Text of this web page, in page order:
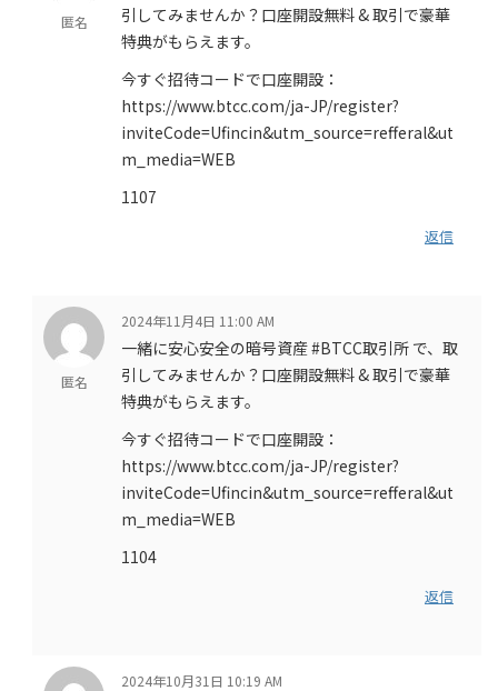
匿名
引してみませんか？口座開設無料 & 取引で豪華
特典がもらえます。
今すぐ招待コードで口座開設：
https://www.btcc.com/ja-JP/register?
inviteCode=Ufincin&utm_source=refferal&ut
m_media=WEB
1107
返信
匿名
2024年11月4日 11:00 AM
一緒に安心安全の暗号資産 #BTCC取引所 で、取
引してみませんか？口座開設無料 & 取引で豪華
特典がもらえます。
今すぐ招待コードで口座開設：
https://www.btcc.com/ja-JP/register?
inviteCode=Ufincin&utm_source=refferal&ut
m_media=WEB
1104
返信
2024年10月31日 10:19 AM